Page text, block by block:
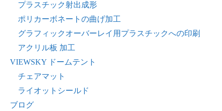
プラスチック射出成形
ポリカーボネートの曲げ加工
グラフィックオーバーレイ用プラスチックへの印刷
アクリル板 加工
VIEWSKY ドームテント
チェアマット
ライオットシールド
ブログ